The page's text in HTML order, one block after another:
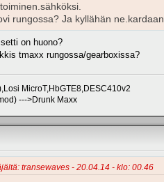
rungossa? Ja kyllähän
on huono?
tmaxx rungossa/gearboxissa?
MicroT,HbGTE8,DESC410v2
--->Drunk Maxx
transewaves - 20.04.14 - klo: 00.46